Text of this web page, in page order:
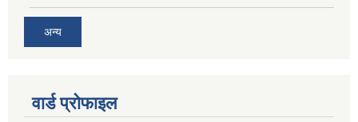
अन्य
वार्ड प्रोफाइल